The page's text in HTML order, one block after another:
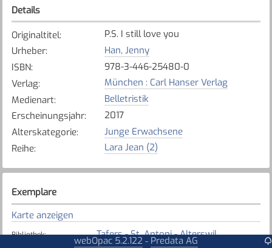
Details
Originaltitel:
P.S. I still love you
Urheber:
Han, Jenny
ISBN:
978-3-446-25480-0
Verlag:
München : Carl Hanser Verlag
Medienart:
Belletristik
Erscheinungsjahr:
2017
Alterskategorie:
Junge Erwachsene
Reihe: Lara Jean (2)
Exemplare
Karte anzeigen
Bibliothek: Tafers - St. Antoni - Alterswil
webOpac 5.2.122 - Predata AG